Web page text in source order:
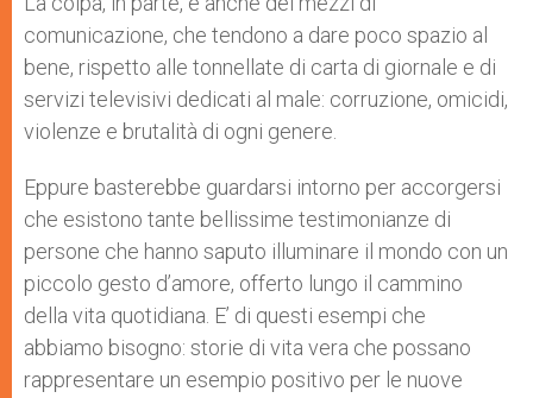
comunicazione, che tendono a dare poco spazio al
bene, rispetto alle tonnellate di carta di giornale e di
servizi televisivi dedicati al male: corruzione, omicidi,
violenze e brutalità di ogni genere.
Eppure basterebbe guardarsi intorno per accorgersi
che esistono tante bellissime testimonianze di
persone che hanno saputo illuminare il mondo con un
piccolo gesto d’amore, offerto lungo il cammino
della vita quotidiana. E’ di questi esempi che
abbiamo bisogno: storie di vita vera che possano
rappresentare un esempio positivo per le nuove